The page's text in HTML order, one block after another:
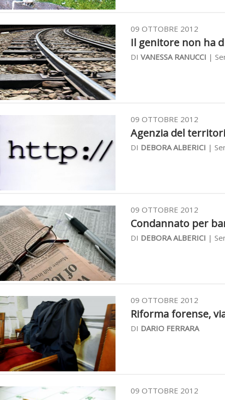
09 OTTOBRE 2012
Il genitore non ha
DI VANESSA RANUCCI |
09 OTTOBRE 2012
Agenzia del
DI DEBORA ALBERICI |
09 OTTOBRE 2012
Condannato per
DI DEBORA ALBERICI |
09 OTTOBRE 2012
Riforma forense,
DI DARIO FERRARA
09 OTTOBRE 2012